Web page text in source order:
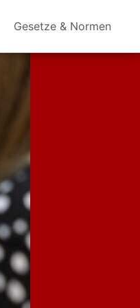
Gesetze & Normen